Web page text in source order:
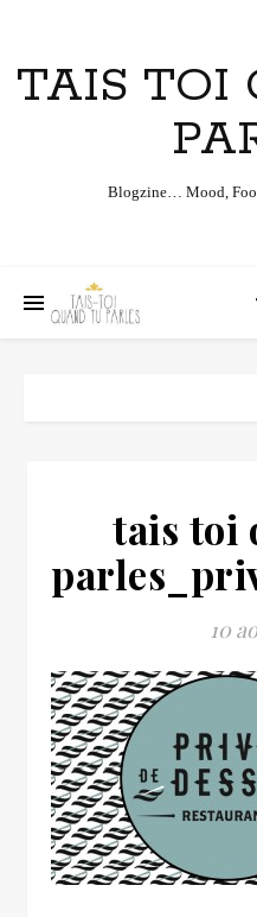
TAIS TOI
Blogzine… Mood,
tais toi
10